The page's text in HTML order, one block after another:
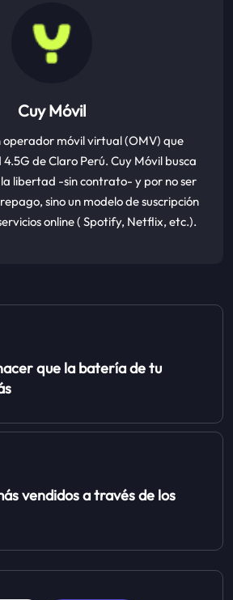
Cuy Móvil
operador móvil virtual (OMV) que
de Claro Perú. Cuy Móvil busca
libertad -sin contrato- y por no ser
sino un modelo de suscripción
online ( Spotify, Netflix, etc.).
que la batería de tu
vendidos a través de los